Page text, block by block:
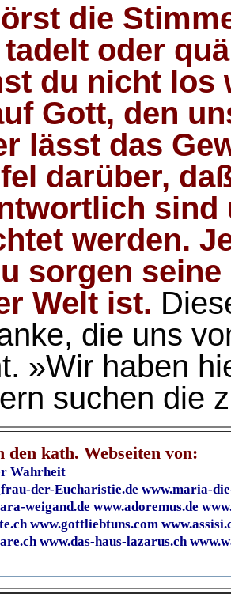
die
tadelt oder
du nicht los
Gott, den
lässt das
darüber,
sind
werden.
sorgen
Welt ist.
die uns
»Wir haben
suchen die
den kath. Webseiten von:
Wahrheit
der-Eucharistie.de www.maria-
weigand.de www.adoremus.de
www.gottliebtuns.com
www.das-haus-lazarus.ch